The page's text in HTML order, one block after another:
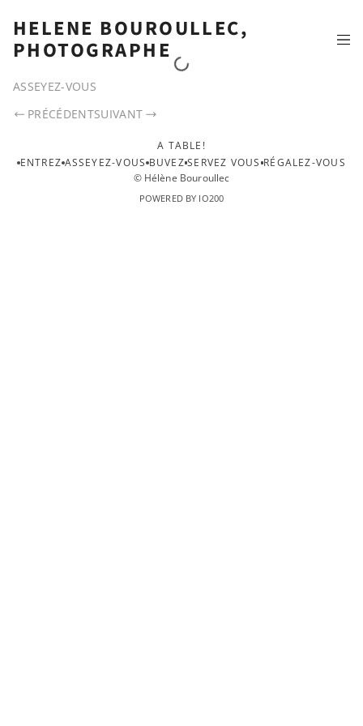
HELENE BOUROULLEC,
PHOTOGRAPHE
ASSEYEZ-VOUS
PRÉCÉDENTSUIVANT
A TABLE!
ENTREZ ASSEYEZ-VOUS BUVEZ SERVEZ VOUS RÉGALEZ-VOUS
© Hélène Bouroullec
POWERED BY IO200